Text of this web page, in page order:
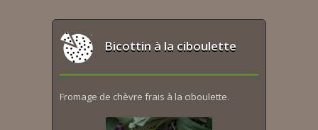
Bicottin à la ciboulette
Fromage de chèvre frais à la ciboulette.